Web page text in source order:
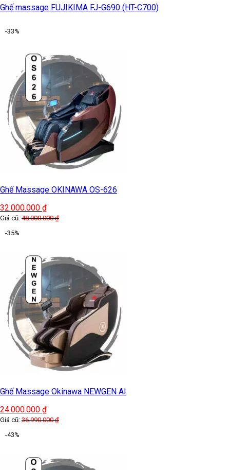
Ghế massage FUJIKIMA FJ-G690 (HT-C700)
-33%
Ghế Massage OKINAWA OS-626
32.000.000 ₫
Giá cũ: 48.000.000₫
-35%
Ghế Massage Okinawa NEWGEN AI
24.000.000 ₫
Giá cũ: 36.990.000₫
-43%